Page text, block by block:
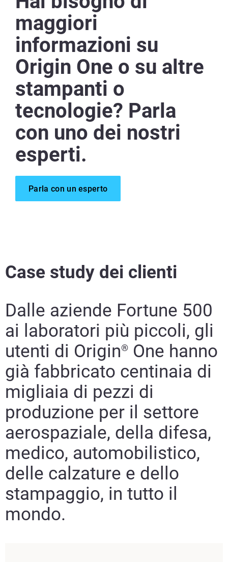
Ulteriori informazioni
Ulteriori informazioni
Ulteriori informazioni
maggiori
informazioni su
Origin One o su altre
stampanti o
tecnologie? Parla
con uno dei nostri
esperti.
Parla con un esperto
Case study dei clienti
Dalle aziende Fortune 500
ai laboratori più piccoli, gli
utenti di Origin® One hanno
già fabbricato centinaia di
migliaia di pezzi di
produzione per il settore
aerospaziale, della difesa,
medico, automobilistico,
delle calzature e dello
stampaggio, in tutto il
mondo.